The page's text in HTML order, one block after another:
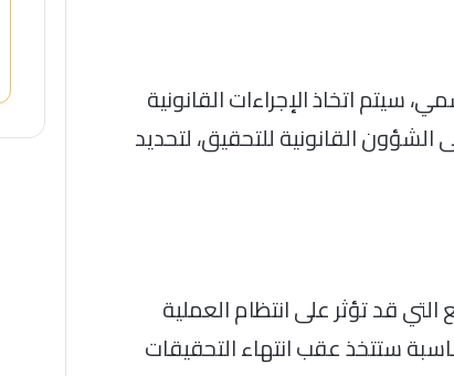
اتخاذ الإجراءات القانونية
الشؤون القانونية للتحقيق، لتحديد
قد تؤثر على انتظام العملية
ستتخذ عقب انتهاء التحقيقات